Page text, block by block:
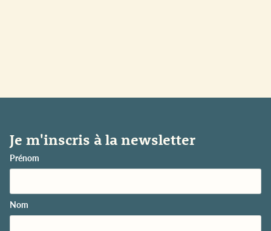
Je m'inscris à la newsletter
Prénom
Nom